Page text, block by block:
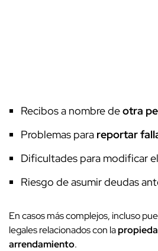
Recibos a nombre deotra
Problemas para reportar
Dificultades para modificar
Riesgo de asumir deudas
En casos más complejos, incluso
legales relacionados con la
arrendamiento.